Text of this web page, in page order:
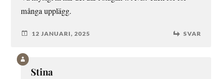
många upplägg.
12 JANUARI, 2025 SVAR
Stina